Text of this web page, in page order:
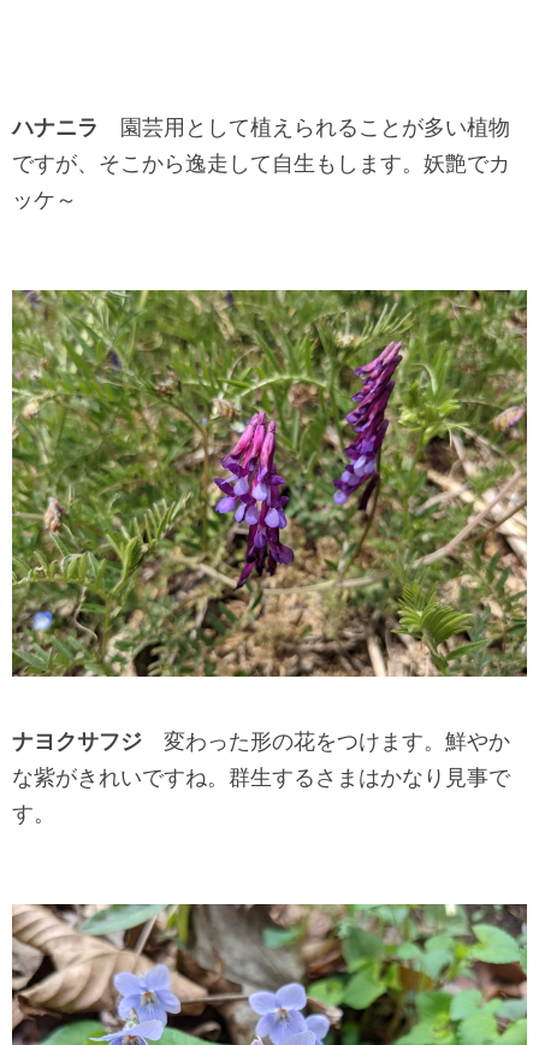
ハナニラ 園芸用として植えられることが多い植物
ですが、そこから逸走して自生もします。妖艶でカ
ッケ～
ナヨクサフジ 変わった形の花をつけます。鮮やか
な紫がきれいですね。群生するさまはかなり見事で
す。